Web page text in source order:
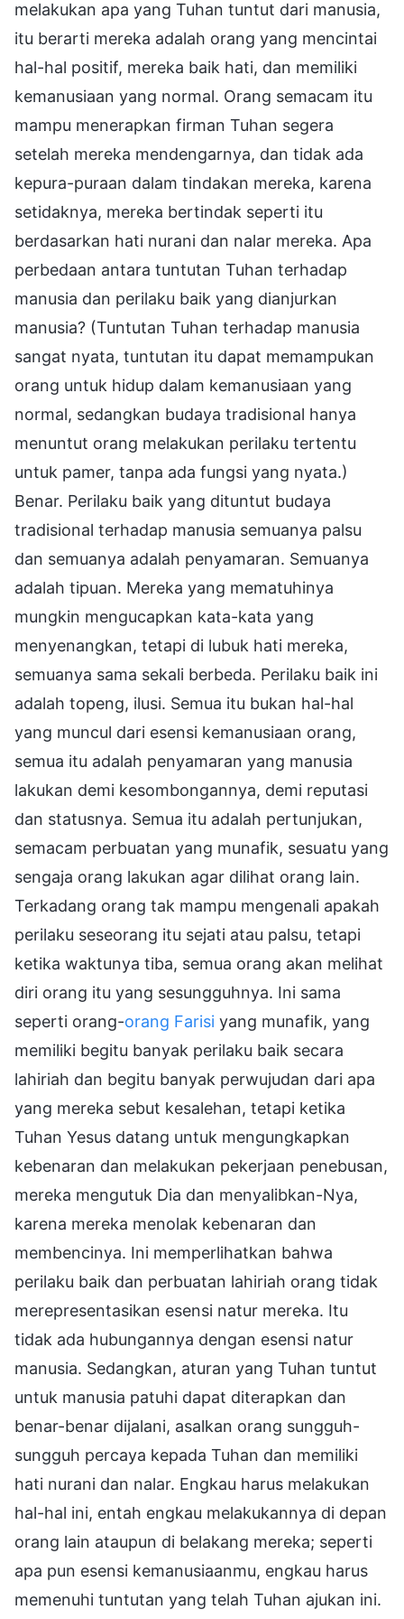
melakukan apa yang Tuhan tuntut dari manusia,
itu berarti mereka adalah orang yang mencintai
hal-hal positif, mereka baik hati, dan memiliki
kemanusiaan yang normal. Orang semacam itu
mampu menerapkan firman Tuhan segera
setelah mereka mendengarnya, dan tidak ada
kepura-puraan dalam tindakan mereka, karena
setidaknya, mereka bertindak seperti itu
berdasarkan hati nurani dan nalar mereka. Apa
perbedaan antara tuntutan Tuhan terhadap
manusia dan perilaku baik yang dianjurkan
manusia? (Tuntutan Tuhan terhadap manusia
sangat nyata, tuntutan itu dapat memampukan
orang untuk hidup dalam kemanusiaan yang
normal, sedangkan budaya tradisional hanya
menuntut orang melakukan perilaku tertentu
untuk pamer, tanpa ada fungsi yang nyata.)
Benar. Perilaku baik yang dituntut budaya
tradisional terhadap manusia semuanya palsu
dan semuanya adalah penyamaran. Semuanya
adalah tipuan. Mereka yang mematuhinya
mungkin mengucapkan kata-kata yang
menyenangkan, tetapi di lubuk hati mereka,
semuanya sama sekali berbeda. Perilaku baik ini
adalah topeng, ilusi. Semua itu bukan hal-hal
yang muncul dari esensi kemanusiaan orang,
semua itu adalah penyamaran yang manusia
lakukan demi kesombongannya, demi reputasi
dan statusnya. Semua itu adalah pertunjukan,
semacam perbuatan yang munafik, sesuatu yang
sengaja orang lakukan agar dilihat orang lain.
Terkadang orang tak mampu mengenali apakah
perilaku seseorang itu sejati atau palsu, tetapi
ketika waktunya tiba, semua orang akan melihat
diri orang itu yang sesungguhnya. Ini sama
seperti orang-orang Farisi yang munafik, yang
memiliki begitu banyak perilaku baik secara
lahiriah dan begitu banyak perwujudan dari apa
yang mereka sebut kesalehan, tetapi ketika
Tuhan Yesus datang untuk mengungkapkan
kebenaran dan melakukan pekerjaan penebusan,
mereka mengutuk Dia dan menyalibkan-Nya,
karena mereka menolak kebenaran dan
membencinya. Ini memperlihatkan bahwa
perilaku baik dan perbuatan lahiriah orang tidak
merepresentasikan esensi natur mereka. Itu
tidak ada hubungannya dengan esensi natur
manusia. Sedangkan, aturan yang Tuhan tuntut
untuk manusia patuhi dapat diterapkan dan
benar-benar dijalani, asalkan orang sungguh-
sungguh percaya kepada Tuhan dan memiliki
hati nurani dan nalar. Engkau harus melakukan
hal-hal ini, entah engkau melakukannya di depan
orang lain ataupun di belakang mereka; seperti
apa pun esensi kemanusiaanmu, engkau harus
memenuhi tuntutan yang telah Tuhan ajukan ini.